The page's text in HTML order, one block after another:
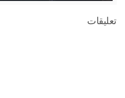
تعليقات